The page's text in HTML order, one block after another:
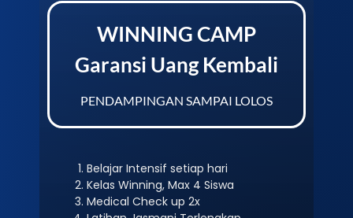
WINNING CAMP
Garansi Uang Kembali
PENDAMPINGAN SAMPAI LOLOS
Belajar Intensif setiap hari
Kelas Winning, Max 4 Siswa
Medical Check up 2x